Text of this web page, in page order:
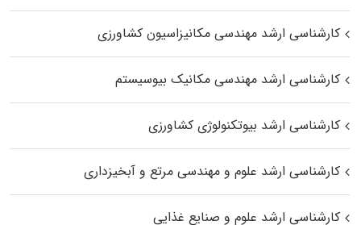
کارشناسی ارشد مهندسی مکانیزاسیون کشاورزی
کارشناسی ارشد مهندسی مکانیک بیوسیستم
کارشناسی ارشد بیوتکنولوژی کشاورزی
کارشناسی ارشد علوم و مهندسی مرتع و آبخیزداری
کارشناسی ارشد علوم و صنایع غذایی